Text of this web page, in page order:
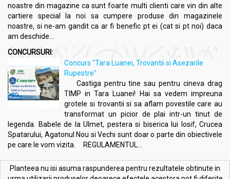
noastre din magazine ca sunt foarte multi clienti care vin din alte
cartiere special la noi sa cumpere produse din magazinele
noastre, si ne-am gandit ca ar fi benefic pt ei (cat si pt noi) daca
am deschide...
CONCURSURI:
Concurs "Tara Luanei, Trovantii si Asezarile
Rupestre"
Castiga pentru tine sau pentru cineva drag
TIMP in Tara Luanei! Hai sa vedem impreuna
grotele si trovantii si sa aflam povestile care au
transformat un picior de plai intr-un tinut de
legenda. Babele de la Ulmet, pestera si biserica lui Iosif, Crucea
Spatarului, Agatonul Nou si Vechi sunt doar o parte din obiectivele
pe care le vom vizita. REGULAMENTUL...
Planteea nu isi asuma raspunderea pentru rezultatele obtinute in